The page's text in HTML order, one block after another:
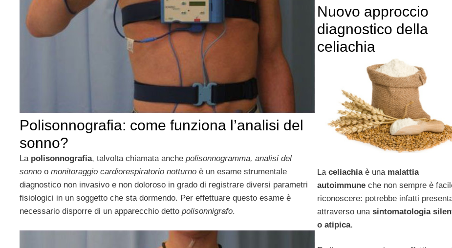
Polisonnografia: come funziona l’analisi del
sonno?
La polisonnografia, talvolta chiamata anche polisonnogramma, analisi del
sonno o monitoraggio cardiorespiratorio notturno è un esame strumentale
diagnostico non invasivo e non doloroso in grado di registrare diversi parametri
fisiologici in un soggetto che sta dormendo. Per effettuare questo esame è
necessario disporre di un apparecchio detto polisonnigrafo.
Nuovo approccio
diagnostico della
celiachia
La celiachiaè una malattia
autoimmuneche non sempre è
riconoscere: potrebbe infatti
attraverso una sintomatologia
o atipica.